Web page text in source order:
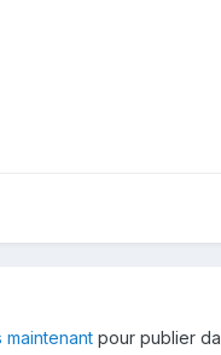
pour publier